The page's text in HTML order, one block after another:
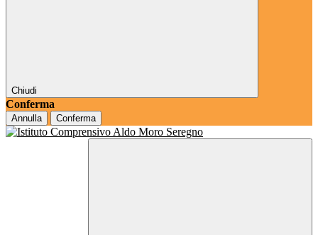
Chiudi
Conferma
Annulla Conferma